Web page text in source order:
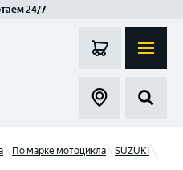
24/7
По марке мотоцикла
SUZUKI